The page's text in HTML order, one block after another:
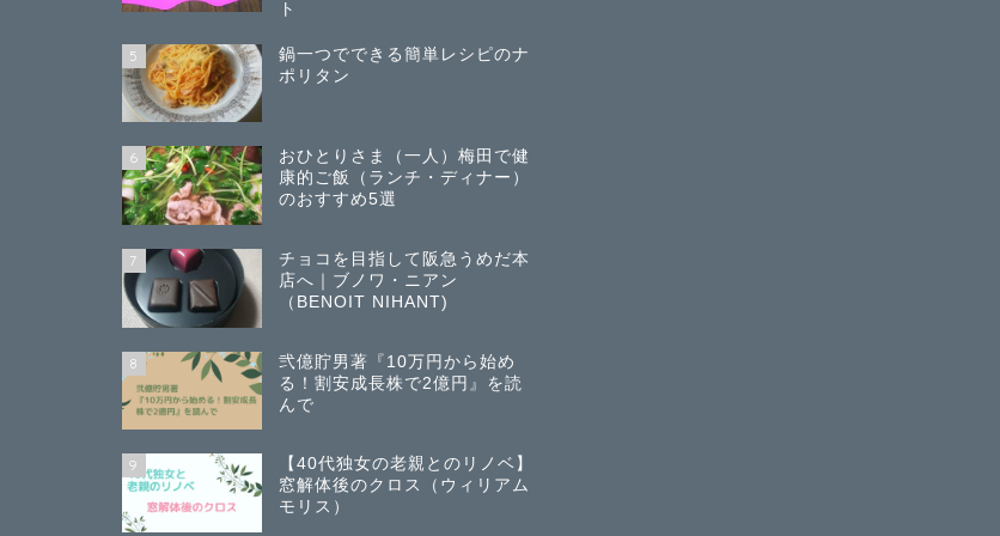
ト
5
鍋一つでできる簡単レシピのナ
ポリタン
6
おひとりさま（一人）梅田で健
康的ご飯（ランチ・ディナー）
のおすすめ5選
7
チョコを目指して阪急うめだ本
店へ｜ブノワ・ニアン
（BENOIT NIHANT)
8
弐億貯男著『10万円から始め
る！割安成長株で2億円』を読
んで
9
【40代独女の老親とのリノベ】
窓解体後のクロス（ウィリアム
モリス）